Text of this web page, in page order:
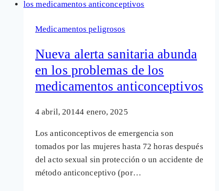
en
cuerpo?
Medicamentos peligrosos
Nueva alerta sanitaria abunda
en los problemas de los
medicamentos anticonceptivos
4 abril, 20144 enero, 2025
Los anticonceptivos de emergencia son
tomados por las mujeres hasta 72 horas después
del acto sexual sin protección o un accidente de
método anticonceptivo (por…